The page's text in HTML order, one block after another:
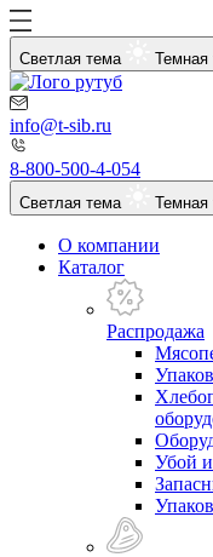
Светлая тема Темная
info@t-sib.ru
8-800-500-4-054
Светлая тема Темная
О компании
Каталог
Распродажа
Убой и